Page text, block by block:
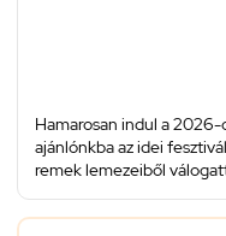
Hamarosan indul a 2026-
ajánlónkba az idei
remek lemezeiből